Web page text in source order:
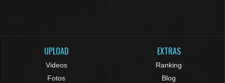
UPLOAD
Videos
Fotos
EXTRAS
Ranking
Blog